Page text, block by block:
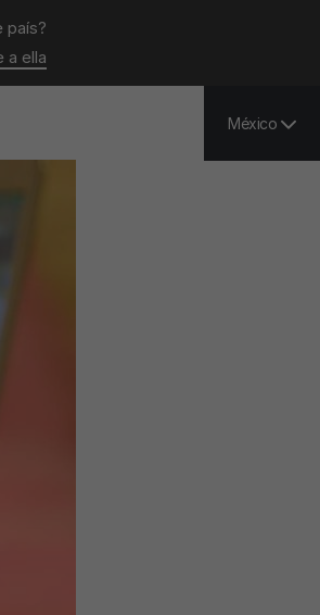
país?
a ella
México